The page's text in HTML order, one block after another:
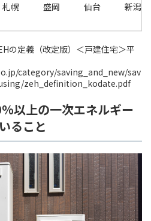
札幌 盛岡 仙台 新潟
の定義（改定版）＜戸建住宅＞平
category/saving_and_new/sav
zeh_definition_kodate.pdf
以上の一次エネルギー
ること